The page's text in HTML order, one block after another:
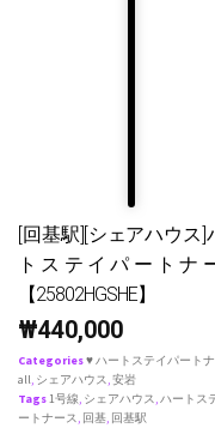
[回基駅][シェアハウス]
トステイパートナ
【25802HGSHE】
₩440,000
Categories♥ ハートステイパート
all, シェアハウス,安岩
Tags1号線, シェアハウス,ハートス
ートナース, 回基, 回基駅